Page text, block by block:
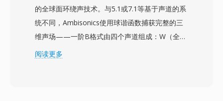
的全球面环绕声技术。与5.1或7.1等基于声道的系
统不同，Ambisonics使用球谐函数捕获完整的三
维声场——一阶B格式由四个声道组成：W（全
向）、X（前后）、Y（左右）和Z（上下）。这种
阅读更多